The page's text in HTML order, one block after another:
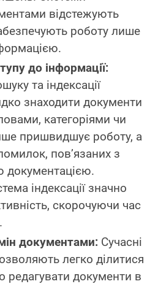
відстежують
роботу лише
до інформації:
та індексації
знаходити документи
категоріями чи
пришвидшує роботу, а
пов’язаних з
документацією.
індексації значно
скорочуючи час
документами: Сучасні
легко ділитися
редагувати документи в